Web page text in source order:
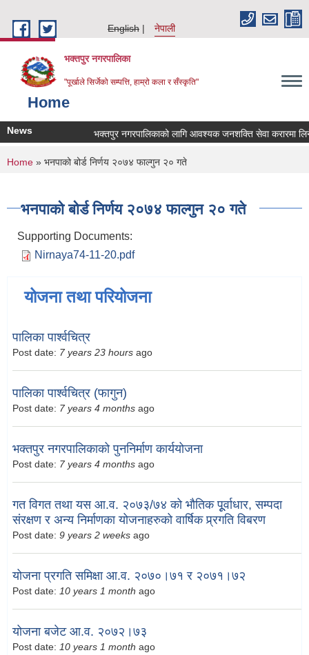
English
नेपाली
भक्तपुर नगरपालिका
"पूर्खाले सिर्जेको सम्पत्ति, हाम्रो कला र सँस्कृति"
Home
News भक्तपुर नगरपालिकाको लागि आवश्यक जनशक्ति सेवा करारमा
You are here
Home » भनपाको बोर्ड निर्णय २०७४ फाल्गुन २० गते
भनपाको बोर्ड निर्णय २०७४ फाल्गुन २० गते
Supporting Documents:
Nirnaya74-11-20.pdf
योजना तथा परियोजना
पालिका पार्श्वचित्र
Post date: 7 years 23 hours ago
पालिका पार्श्वचित्र (फागुन)
Post date: 7 years 4 months ago
भक्तपुर नगरपालिकाको पुननिर्माण कार्ययोजना
Post date: 7 years 4 months ago
गत विगत तथा यस आ.व. २०७३/७४ को भौतिक पूूर्वाधार, सम्पदा
संरक्षण र अन्य निर्माणका योजनाहरुको वार्षिक प्र्रगति विबरण
Post date: 9 years 2 weeks ago
योजना प्रगति समिक्षा आ.व. २०७०।७१ र २०७१।७२
Post date: 10 years 1 month ago
योजना बजेट आ.व. २०७२।७३
Post date: 10 years 1 month ago